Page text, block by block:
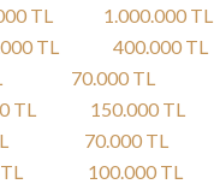
TL 1.000.000 TL
TL 400.000 TL
70.000 TL
TL 150.000 TL
TL 70.000 TL
TL 100.000 TL